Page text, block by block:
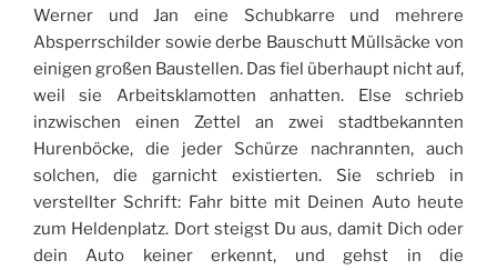
Werner und Jan eine Schubkarre und mehrere
Absperrschilder sowie derbe Bauschutt Müllsäcke von
einigen großen Baustellen. Das fiel überhaupt nicht auf,
weil sie Arbeitsklamotten anhatten. Else schrieb
inzwischen einen Zettel an zwei stadtbekannten
Hurenböcke, die jeder Schürze nachrannten, auch
solchen, die garnicht existierten. Sie schrieb in
verstellter Schrift: Fahr bitte mit Deinen Auto heute
zum Heldenplatz. Dort steigst Du aus, damit Dich oder
dein Auto keiner erkennt, und gehst in die